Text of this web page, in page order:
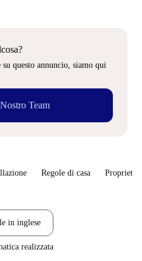
questo annuncio, siamo qui
Team
Regole di casa
in inglese
realizzata